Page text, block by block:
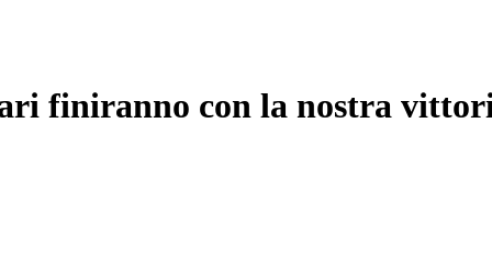
finiranno con la nostra